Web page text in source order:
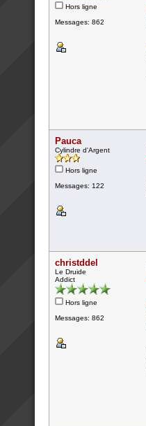
Hors ligne
Messages: 862
Pauca
Cylindre d'Argent
Hors ligne
Messages: 122
christddel
Le Druide
Addict
Hors ligne
Messages: 862